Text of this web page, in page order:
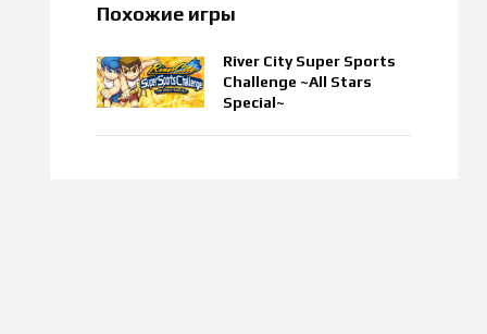
Похожие игры
River City Super Sports
Challenge ~All Stars
Special~